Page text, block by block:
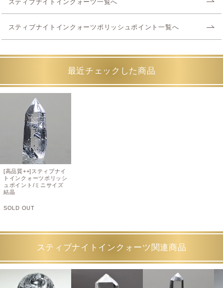
スティブナイトインクォーツ一覧へ
スティブナイトインクォーツポリッシュポイント一覧へ
最近チェックした商品
[高品質++]スティブナイ
トインクォーツポリッシ
ュポイント/ミニサイズ
結晶
SOLD OUT
スティブナイトインクォーツ関連商品